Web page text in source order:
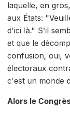
laquelle, en
aux États:
d'ici là." S'il
et que le
confusion, oui,
électoraux
c'est un monde
Alors le